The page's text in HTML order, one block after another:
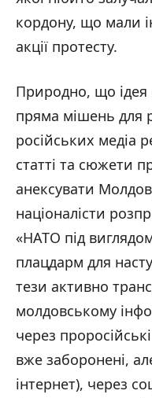
кордону, що мали
акції протесту.
Природно, що ідея
пряма мішень для
російських медіа
статті та сюжети
анексувати
націоналісти
«НАТО під
плацдарм для
тези активно
молдовському
через
вже заборонені,
інтернет), через